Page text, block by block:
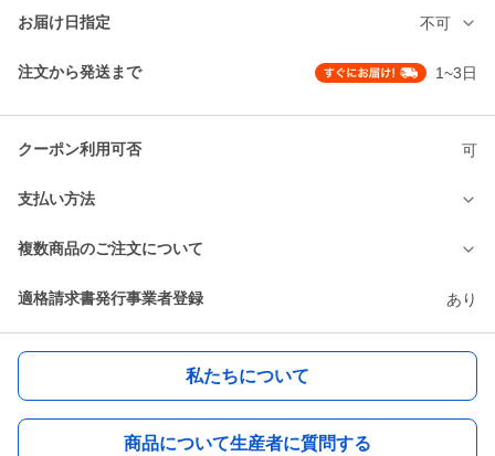
お届け日指定 不可
注文から発送まで 1~3日
クーポン利用可否 可
支払い方法
複数商品のご注文について
適格請求書発行事業者登録 あり
私たちについて
商品について生産者に質問する